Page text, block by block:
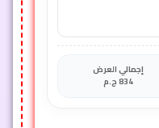
إجمالي العرض
834ج.م